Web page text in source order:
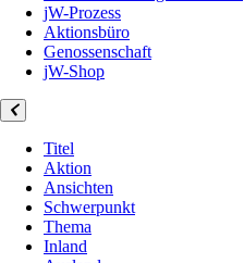
jW-Prozess
Aktionsbüro
Genossenschaft
jW-Shop
Titel
Aktion
Ansichten
Schwerpunkt
Thema
Inland